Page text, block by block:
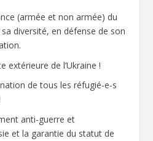
(armée et non armée) du
diversité, en défense de son
extérieure de l’Ukraine !
de tous les réfugié-e-s
anti-guerre et
et la garantie du statut de